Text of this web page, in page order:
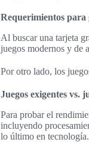
Requerimientos para
Al buscar una tarjeta
juegos modernos y de
Por otro lado, los
Juegos exigentes vs.
Para probar el
incluyendo
lo último en tecnología.